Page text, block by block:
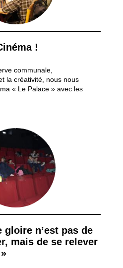
!
communale,
la créativité, nous nous
« Le Palace » avec les
morales et valeurs au
gloire n’est pas de
mais de se relever